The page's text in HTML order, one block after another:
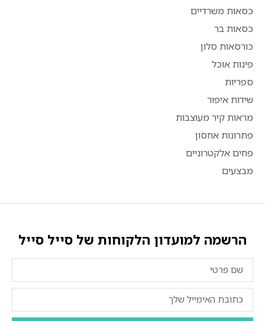
כסאות משרדיים
כסאות בר
כורסאות סלון
פינות אוכל
ספריות
שידות איפור
מראות קיר מעוצבות
פתרונות אחסון
פחים אלקטרוניים
מבצעים
הרשמה למועדון הלקוחות של סייל סייל